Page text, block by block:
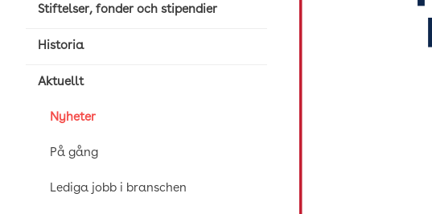
Stiftelser, fonder och stipendier
Historia
Aktuellt
Nyheter
På gång
Lediga jobb i branschen